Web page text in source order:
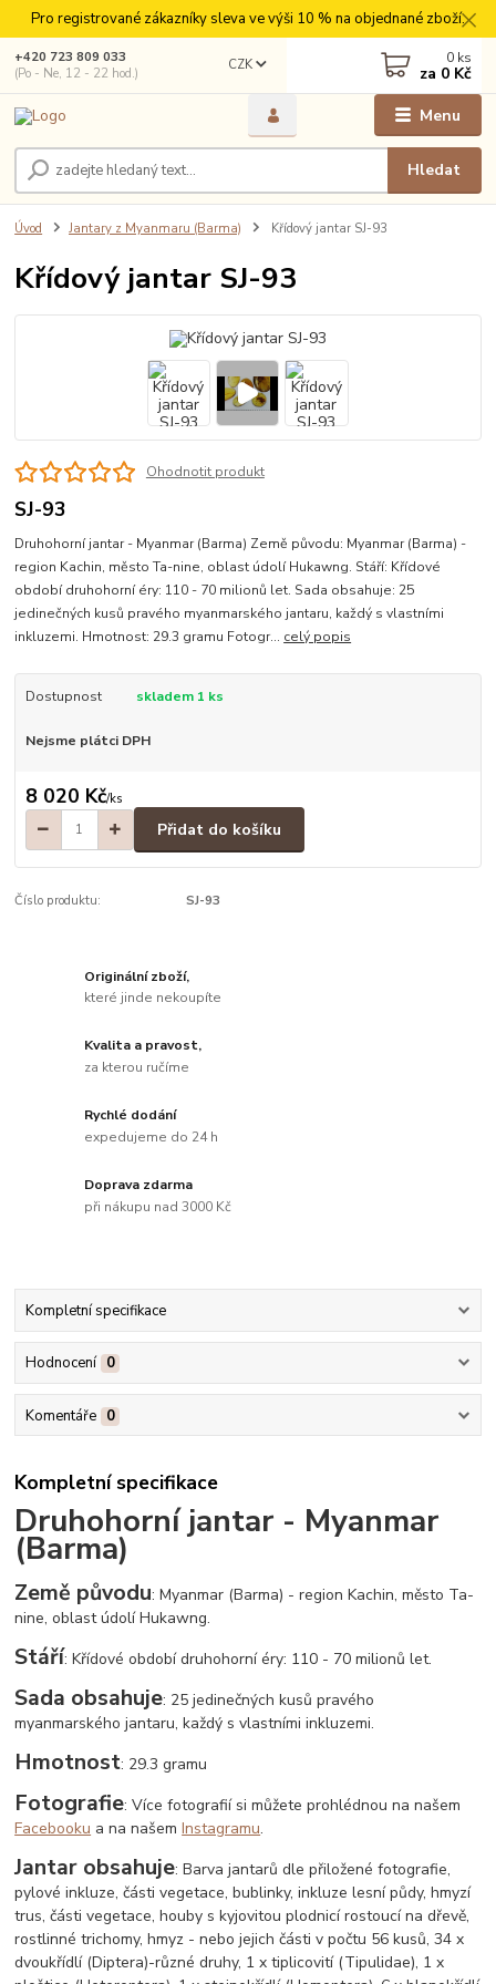
Pro registrované zákazníky sleva ve výši 10 % na objednané zboží.
Menu
CZK
Hledat
+420 723 809 033
(Po - Ne, 12 - 22 hod.)
0 ks
za 0 Kč
Úvod Jantary z Myanmaru (Barma) Křídový jantar SJ-93
Křídový jantar SJ-93
Ohodnotit produkt
SJ-93
Druhohorní jantar - Myanmar (Barma) Země původu: Myanmar (Barma) -
region Kachin, město Ta-nine, oblast údolí Hukawng. Stáří: Křídové
období druhohorní éry: 110 - 70 milionů let. Sada obsahuje: 25
jedinečných kusů pravého myanmarského jantaru, každý s vlastními
inkluzemi. Hmotnost: 29.3 gramu Fotogr... celý popis
Dostupnost skladem 1 ks
Nejsme plátci DPH
8 020 Kč/ks
Přidat do košíku
Číslo produktu: SJ-93
Originální zboží,
které jinde nekoupíte
Kvalita a pravost,
za kterou ručíme
Rychlé dodání
expedujeme do 24 h
Doprava zdarma
při nákupu nad 3000 Kč
Kompletní specifikace
Hodnocení 0
Komentáře 0
Kompletní specifikace
Druhohorní jantar - Myanmar
(Barma)
Země původu: Myanmar (Barma) - region Kachin, město Ta-
nine, oblast údolí Hukawng.
Stáří: Křídové období druhohorní éry: 110 - 70 milionů let.
Sada obsahuje: 25 jedinečných kusů pravého
myanmarského jantaru, každý s vlastními inkluzemi.
Hmotnost: 29.3 gramu
Fotografie: Více fotografií si můžete prohlédnou na našem
Facebooku a na našemInstagramu.
Jantar obsahuje: Barva jantarů dle přiložené fotografie,
pylové inkluze, části vegetace, bublinky, inkluze lesní půdy, hmyzí
trus, části vegetace, houby s kyjovitou plodnicí rostoucí na dřevě,
rostlinné trichomy, hmyz - nebo jejich části v počtu 56 kusů, 34 x
dvoukřídlí (Diptera)-různé druhy, 1 x tiplicovití (Tipulidae), 1 x